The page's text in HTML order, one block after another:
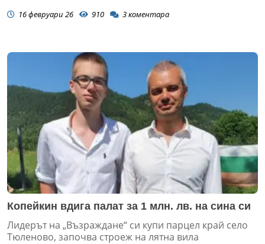
16 февруари 26 910 3коментара
Копейкин вдига палат за 1 млн. лв. на сина си
Лидерът на „Възраждане“ си купи парцел край село
Тюленово, започва строеж на лятна вила